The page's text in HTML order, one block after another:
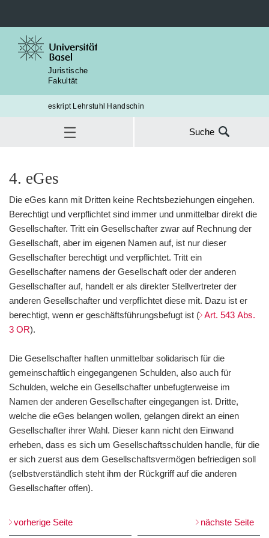
Juristische
Fakultät
eskript Lehrstuhl Handschin
Suche
§21 Vertretung gegenüber Dritten (Organhandeln und
Stellvertretung)
4. eGes
4. eGes
Die eGes kann mit Dritten keine Rechtsbeziehungen eingehen.
Berechtigt und verpflichtet sind immer und unmittelbar direkt die
Gesellschafter. Tritt ein Gesellschafter zwar auf Rechnung der
Gesellschaft, aber im eigenen Namen auf, ist nur dieser
Gesellschafter berechtigt und verpflichtet. Tritt ein
Gesellschafter namens der Gesellschaft oder der anderen
Gesellschafter auf, handelt er als direkter Stellvertreter der
anderen Gesellschafter und verpflichtet diese mit. Dazu ist er
berechtigt, wenn er geschäftsführungsbefugt ist ( Art. 543 Abs.
3 OR).
Die Gesellschafter haften unmittelbar solidarisch für die
gemeinschaftlich eingegangenen Schulden, also auch für
Schulden, welche ein Gesellschafter unbefugterweise im
Namen der anderen Gesellschafter eingegangen ist. Dritte,
welche die eGes belangen wollen, gelangen direkt an einen
Gesellschafter ihrer Wahl. Dieser kann nicht den Einwand
erheben, dass es sich um Gesellschaftsschulden handle, für die
er sich zuerst aus dem Gesellschaftsvermögen befriedigen soll
(selbstverständlich steht ihm der Rückgriff auf die anderen
Gesellschafter offen).
vorherige Seite nächste Seite